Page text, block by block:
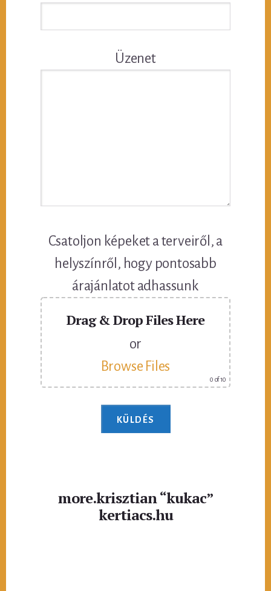
Üzenet
Csatoljon képeket a terveiről, a
helyszínről, hogy pontosabb
árajánlatot adhassunk
Drag & Drop Files Here
or
Browse Files
0 of 10
more.krisztian “kukac”
kertiacs.hu